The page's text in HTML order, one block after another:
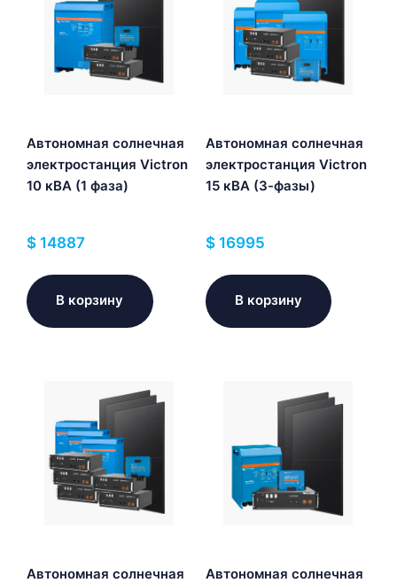
Автономная солнечная
электростанция Victron
10 кВА (1 фаза)
$ 14887
В корзину
Автономная солнечная
электростанция Victron
15 кВА (3-фазы)
$16995
В корзину
Автономная солнечная
Автономная солнечная